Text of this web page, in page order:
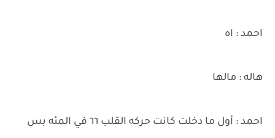
احمد : اه
هاله : مالها
احمد : أول ما دخلت كانت حركه القلب ٦٦ في المئه بس